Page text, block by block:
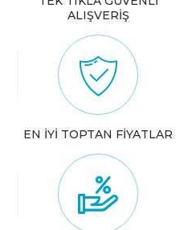
ALIŞVERİŞ
EN İYİ TOPTAN FİYATLAR